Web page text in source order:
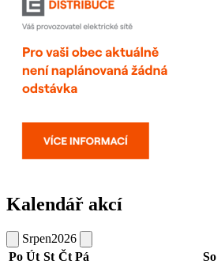
Kalendář akcí
Srpen2026
Po Út St Čt Pá So